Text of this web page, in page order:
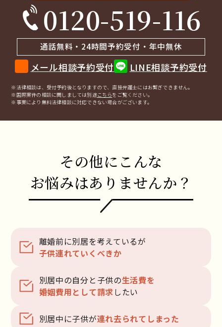
0120-519-116
通話無料・24時間予約受付・年中無休
メール相談予約受付 LINE相談予約受付
※法律相談は、受付予約後となりますので、 直接弁護士にはお繋ぎできません。
※国際案件の相談に関しましては別途こちらをご覧ください。
※事案により無料法律相談に対応できない場合がございます。
その他にこんな
お悩みはありませんか？
離婚前に別居を考えているが
子供連れていくべきか
別居中の自分と 子供の生活費を
婚姻費用として請求したい
別居中に子供が連れ去られてしまった